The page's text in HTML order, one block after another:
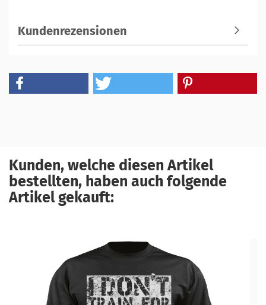
Kundenrezensionen
Kunden, welche diesen Artikel
bestellten, haben auch folgende
Artikel gekauft: